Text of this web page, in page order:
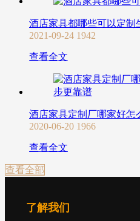
酒店家具都哪些可以定制
2021-09-24 1942
查看全文
酒店家具定制厂哪家好怎
2020-06-20 1966
查看全文
查看全部
了解我们